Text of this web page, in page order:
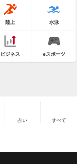
陸上 水泳
ビジネス eスポーツ
占い すべて